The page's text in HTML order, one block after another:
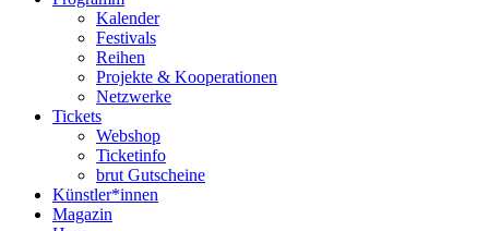
Kalender
Festivals
Reihen
Projekte & Kooperationen
Netzwerke
Tickets
Webshop
Ticketinfo
brut Gutscheine
Künstler*innen
Magazin